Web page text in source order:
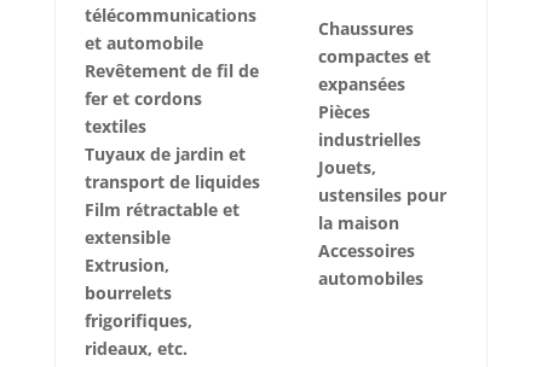
télécommunications
et automobile
Revêtement de fil de
fer et cordons
textiles
Tuyaux de jardin et
transport de liquides
Film rétractable et
extensible
Extrusion,
bourrelets
frigorifiques,
rideaux, etc.
Chaussures
compactes et
expansées
Pièces
industrielles
Jouets,
ustensiles pour
la maison
Accessoires
automobiles